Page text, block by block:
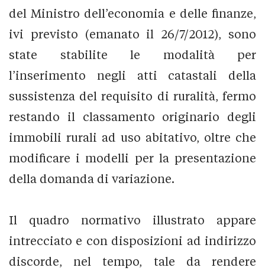
del Ministro dell’economia e delle finanze,
ivi previsto (emanato il 26/7/2012), sono
state stabilite le modalità per
l’inserimento negli atti catastali della
sussistenza del requisito di ruralità, fermo
restando il classamento originario degli
immobili rurali ad uso abitativo, oltre che
modificare i modelli per la presentazione
della domanda di variazione.
Il quadro normativo illustrato appare
intrecciato e con disposizioni ad indirizzo
discorde, nel tempo, tale da rendere